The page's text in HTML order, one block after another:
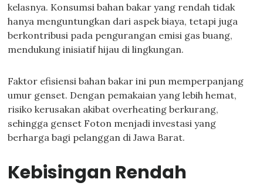
kelasnya. Konsumsi bahan bakar yang rendah tidak
hanya menguntungkan dari aspek biaya, tetapi juga
berkontribusi pada pengurangan emisi gas buang,
mendukung inisiatif hijau di lingkungan.
Faktor efisiensi bahan bakar ini pun memperpanjang
umur genset. Dengan pemakaian yang lebih hemat,
risiko kerusakan akibat overheating berkurang,
sehingga genset Foton menjadi investasi yang
berharga bagi pelanggan di Jawa Barat.
Kebisingan Rendah